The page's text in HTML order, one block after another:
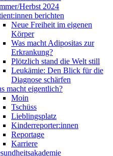
Herbst 2024
berichten
Neue Freiheit im eigenen
Körper
Was macht Adipositas zur
Erkrankung?
Plötzlich stand die Welt still
Leukämie: Den Blick für die
Diagnose schärfen
macht eigentlich?
Moin
Tschüss
Lieblingsplatz
Kinderreporter:innen
Reportage
Karriere